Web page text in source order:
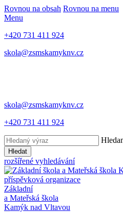
Rovnou na obsah Rovnou na menu
Menu
+420 731 411 924
skola@zsmskamyknv.cz
skola@zsmskamyknv.cz
+420 731 411 924
Hledat
rozšířené vyhledávání
Základní
a Mateřská škola
Kamýk nad Vltavou